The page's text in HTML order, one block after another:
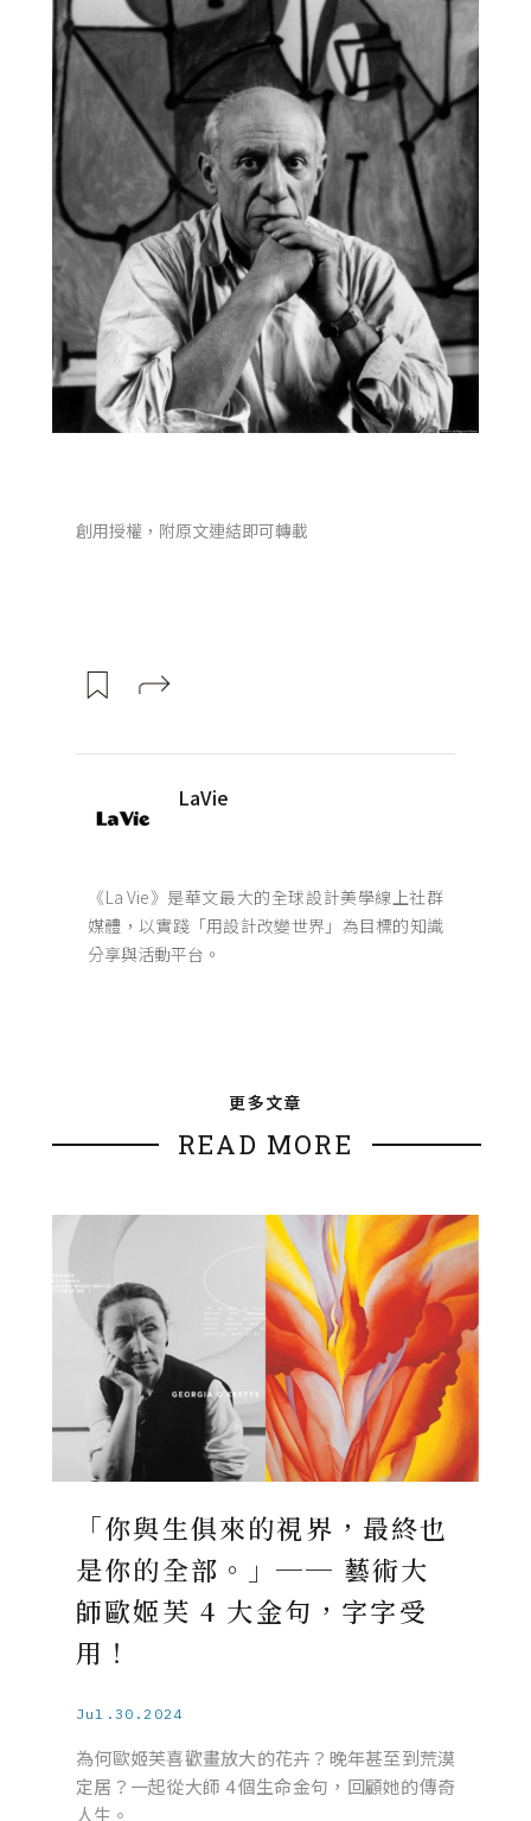
創用授權，附原文連結即可轉載
LaVie
《La Vie》是華文最大的全球設計美學線上社群
媒體，以實踐「用設計改變世界」為目標的知識
分享與活動平台。
更多文章
READ MORE
「你與生俱來的視界，最終也
是你的全部。」── 藝術大
師歐姬芙 4 大金句，字字受
用！
Jul.30.2024
為何歐姬芙喜歡畫放大的花卉？晚年甚至到荒漠
定居？一起從大師 4 個生命金句，回顧她的傳奇
人生。